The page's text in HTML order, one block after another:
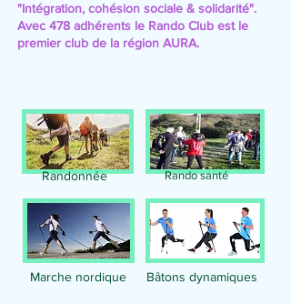
Randonnée Rando santé
Marche nordique Bâtons dynamiques
"Intégration, cohésion sociale & solidarité".
Avec 478 adhérents le Rando Club est le
premier club de la région AURA.